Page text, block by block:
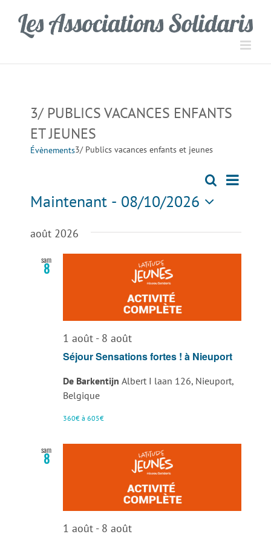
contenu
3/ PUBLICS VACANCES ENFANTS
ET JEUNES
Évènements3/ Publics vacances enfants et jeunes
Recherche
navigation
Recherche
Liste
Maintenant - 08/10/2026
une
août 2026
sam
8
1 août- 8 août
Séjour Sensations fortes ! à Nieuport
De Barkentijn Albert I laan 126, Nieuport,
Belgique
360€ à 605€
sam
8
1 août- 8 août